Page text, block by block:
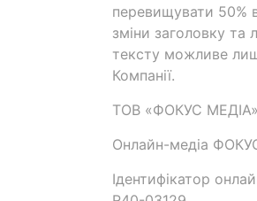
перевищувати 50%
зміни заголовку та
тексту можливе
Компанії.
ТОВ «ФОКУС МЕДІА»
Онлайн-медіа
Ідентифікатор